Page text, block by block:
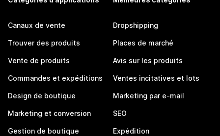
Canaux de vente
Trouver des produits
Vente de produits
Commandes et expéditions
Design de boutique
Marketing et conversion
Gestion de boutique
Dropshipping
Places de marché
Avis sur les produits
Ventes incitatives et lots
Marketing par e-mail
SEO
Expédition